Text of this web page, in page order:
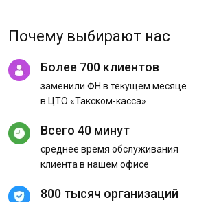
Почему выбирают нас
Более 700 клиентов
заменили ФН в текущем месяце
в ЦТО «Такском-касса»
Всего 40 минут
среднее время обслуживания
клиента в нашем офисе
800 тысяч организаций